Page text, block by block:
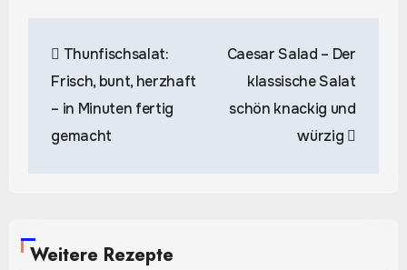
Thunfischsalat:
Frisch, bunt, herzhaft
– in Minuten fertig
gemacht
Caesar Salad – Der
klassische Salat
schön knackig und
würzig
Weitere Rezepte